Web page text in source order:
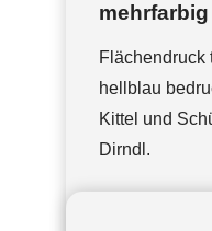
mehrfarbig
Flächendruck
hellblau
Kittel und
Dirndl.